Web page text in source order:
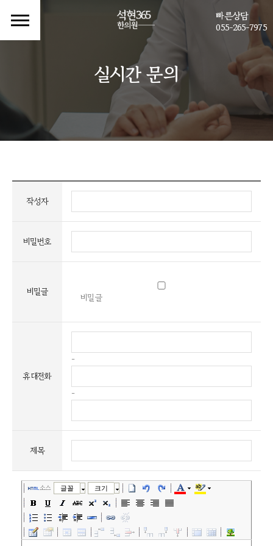
빠른상담
055-265-7975
실시간 문의
작성자
비밀번호
비밀글 비밀글
휴대전화
-
-
제목
소스 글꼴 크기